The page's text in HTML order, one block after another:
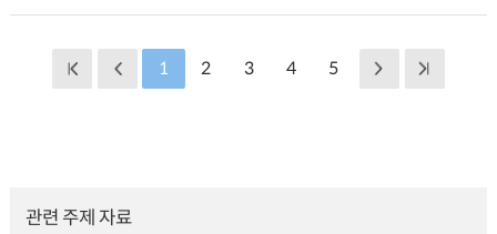
1 2 3 4 5
관련 주제 자료